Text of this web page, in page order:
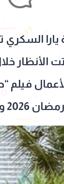
يارا
الأنظار
فيلم
واسعة.